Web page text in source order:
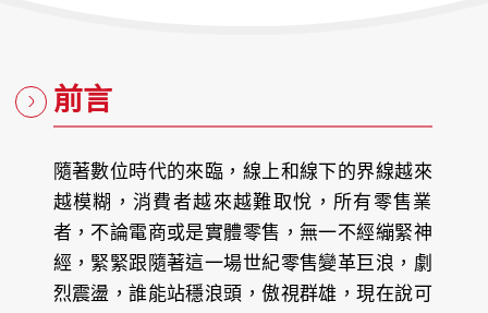
前言
隨著數位時代的來臨，線上和線下的界線越來
越模糊，消費者越來越難取悅，所有零售業
者，不論電商或是實體零售，無一不經繃緊神
經，緊緊跟隨著這一場世紀零售變革巨浪，劇
烈震盪，誰能站穩浪頭，傲視群雄，現在說可